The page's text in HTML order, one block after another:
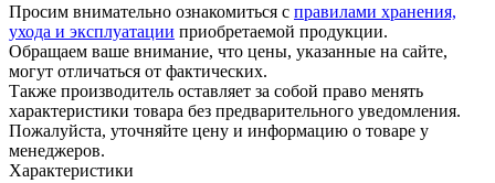
Просим внимательно ознакомиться с правилами хранения,
ухода и эксплуатации приобретаемой продукции.
Обращаем ваше внимание, что цены, указанные на сайте,
могут отличаться от фактических.
Также производитель оставляет за собой право менять
характеристики товара без предварительного уведомления.
Пожалуйста, уточняйте цену и информацию о товаре у
менеджеров.
Характеристики